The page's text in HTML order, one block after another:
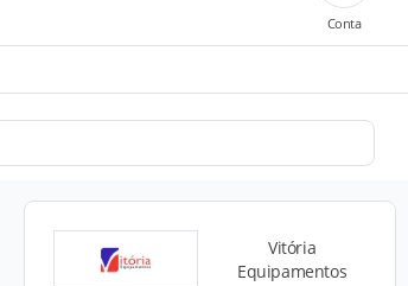
Conta
Vitória
Equipamentos